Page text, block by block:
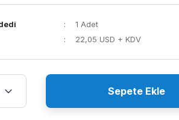
1 Adet
22,05 USD + KDV
Sepete Ekle